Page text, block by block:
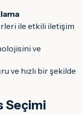
ile etkili iletişim
ve
ve hızlı bir şekilde
Seçimi